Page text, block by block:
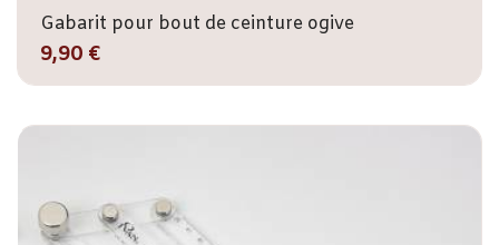
Gabarit pour bout de ceinture ogive
9,90 €